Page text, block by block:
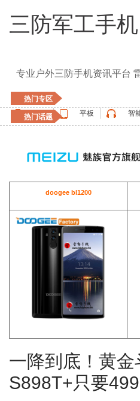
三防军工手
专业户外三防手机资讯平台
热门专区
手机
平板 智
热门话题
doogee bl1200
一降到底！黄金
S898T+只要